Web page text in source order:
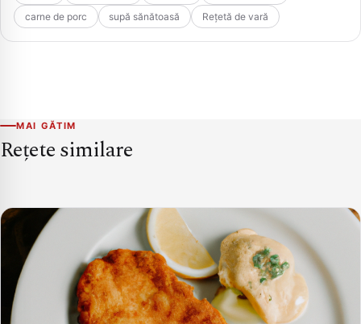
carne de porc
supă sănătoasă Rețetă de vară
MAI GĂTIM
Rețete similare